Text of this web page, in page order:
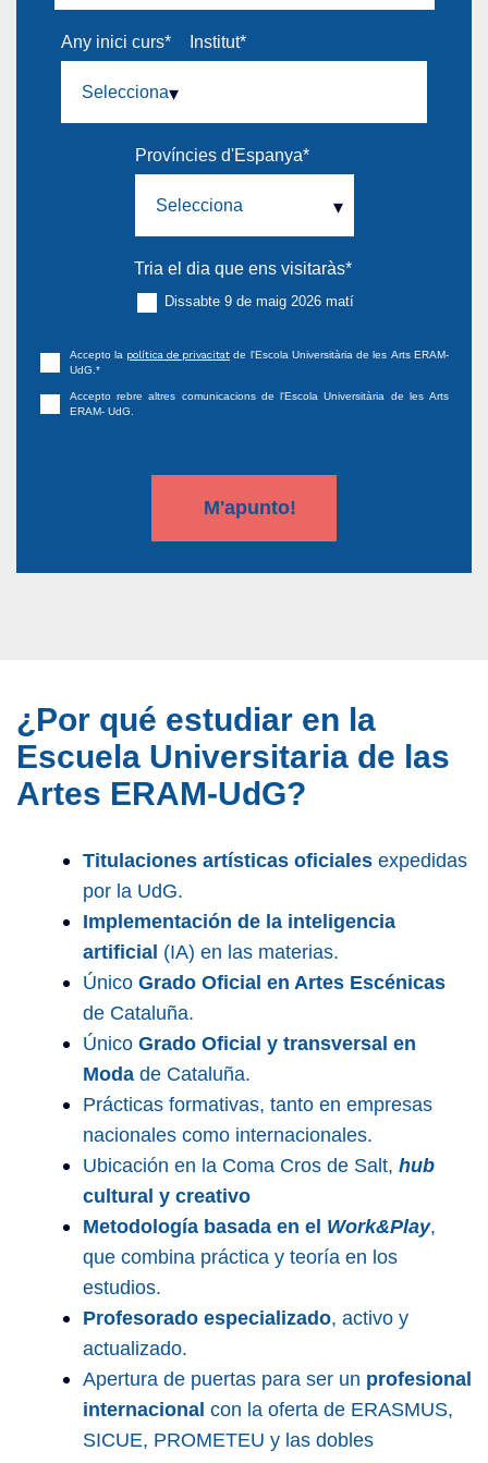
Any inici curs* Institut*
Províncies d'Espanya*
Tria el dia que ens visitaràs*
Dissabte 9 de maig 2026 matí
Accepto la política de privacitat de l'Escola Universitària de les Arts ERAM-
UdG.*
Accepto rebre altres comunicacions de l'Escola Universitària de les Arts
ERAM- UdG.
¿Por qué estudiar en la
Escuela Universitaria de las
Artes ERAM-UdG?
Titulaciones artísticas oficiales expedidas
por la UdG.
Implementación de la inteligencia
artificial (IA) en las materias.
Único Grado Oficial en Artes Escénicas
de Cataluña.
Único Grado Oficial y transversal en
Moda de Cataluña.
Prácticas formativas, tanto en empresas
nacionales como internacionales.
Ubicación en la Coma Cros de Salt, hub
cultural y creativo
Metodología basada en el Work&Play,
que combina práctica y teoría en los
estudios.
Profesorado especializado, activo y
actualizado.
Apertura de puertas para ser un profesional
internacional con la oferta de ERASMUS,
SICUE, PROMETEU y las dobles